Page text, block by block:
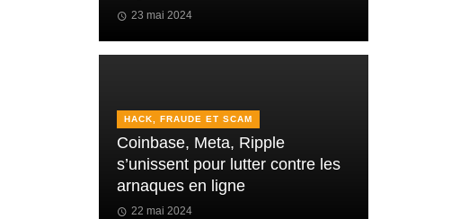
23 mai 2024
HACK, FRAUDE ET SCAM
Coinbase, Meta, Ripple
s’unissent pour lutter contre les
arnaques en ligne
22 mai 2024